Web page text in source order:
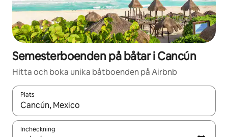
Semesterboenden på båtar i Cancún
Hitta och boka unika båtboenden på Airbnb
Plats
När resultaten är tillgängliga kan du navigera med upp- och
Incheckning